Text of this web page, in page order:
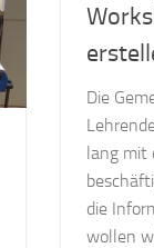
Die
lang mit
die
wollen